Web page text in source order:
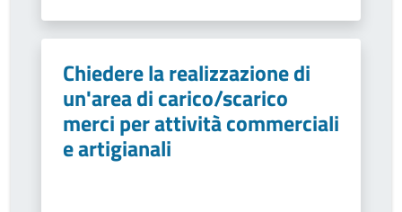
Chiedere la realizzazione di
un'area di carico/scarico
merci per attività commerciali
e artigianali